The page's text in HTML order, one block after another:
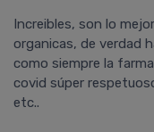
Increibles, son lo
organicas, de verdad
como siempre la
covid súper
etc..